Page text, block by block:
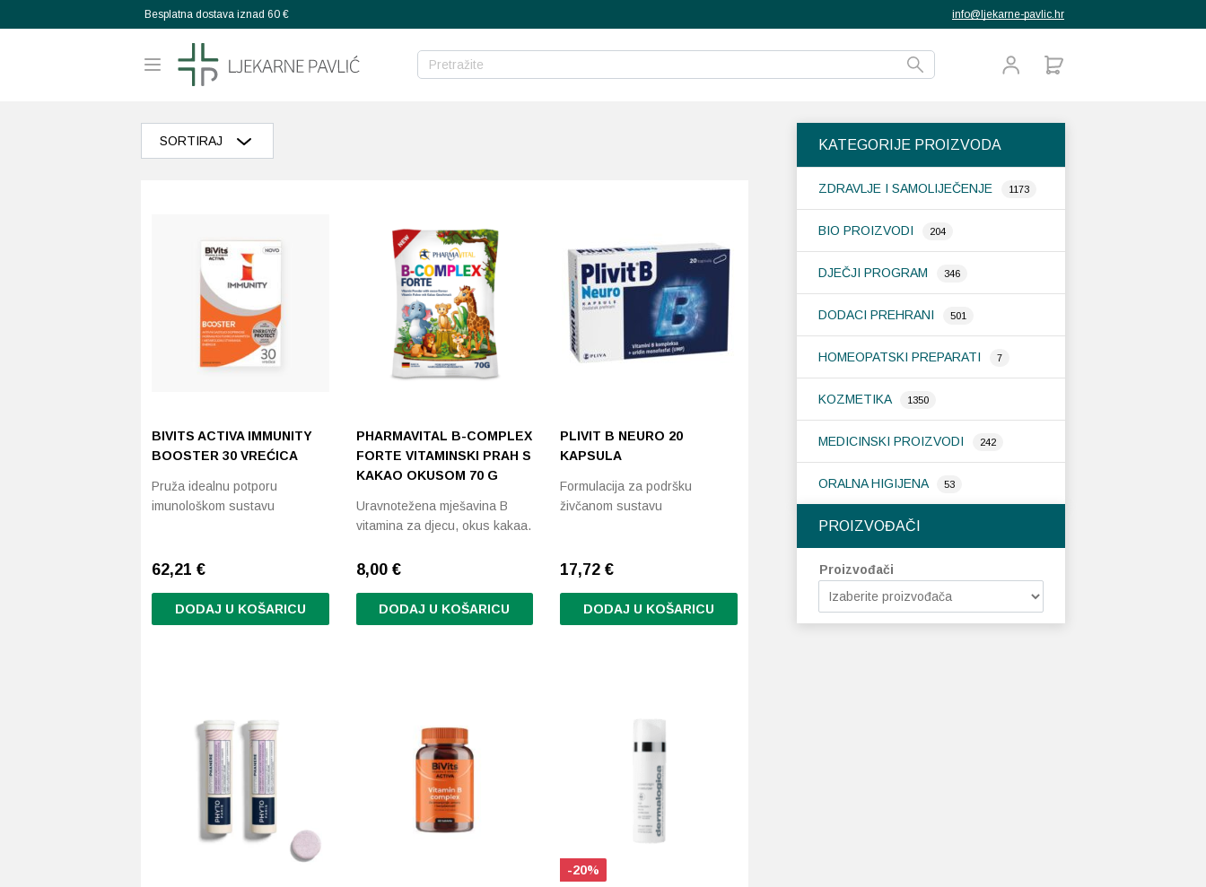
Besplatna dostava iznad 60 € info@ljekarne-pavlic.hr
KATEGORIJE PROIZVODA
ZDRAVLJE I SAMOLIJEČENJE 1173
BIO PROIZVODI 204
DJEČJI PROGRAM 346
DODACI PREHRANI 501
HOMEOPATSKI PREPARATI 7
KOZMETIKA 1350
MEDICINSKI PROIZVODI 242
ORALNA HIGIJENA 53
PROIZVOĐAČI
Proizvođači
SORTIRAJ
Poredaj od zadnjeg
Razvrstaj po cijeni: manje do veće
Razvrstaj po cijeni: veće do manje
BIVITS ACTIVA IMMUNITY
BOOSTER 30 VREĆICA
Pruža idealnu potporu
imunološkom sustavu
62,21 €
DODAJ U KOŠARICU
PHARMAVITAL B-COMPLEX
FORTE VITAMINSKI PRAH S
KAKAO OKUSOM 70 G
Uravnotežena mješavina B
vitamina za djecu, okus kakaa.
8,00 €
DODAJ U KOŠARICU
PLIVIT B NEURO 20
KAPSULA
Formulacija za podršku
živčanom sustavu
17,72€
DODAJ U KOŠARICU
-20%